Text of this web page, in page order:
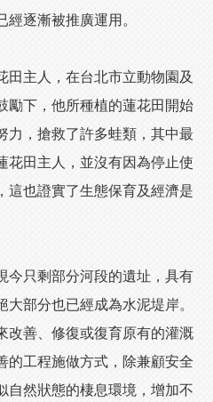
已經逐漸被推廣運用。
主人，在台北市立動物園及
勵下，他所種植的蓮花田開始
力，搶救了許多蛙類，其中最
花田主人，並沒有因為停止使
這也證實了生態保育及經濟是
只剩部分河段的遺址，具有
部分也已經成為水泥堤岸。
改善、修復或復育原有的灌溉
的工程施做方式，除兼顧安全
自然狀態的棲息環境，增加不